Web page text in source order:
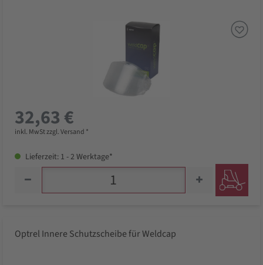
32,63 €
inkl. MwSt zzgl. Versand *
Lieferzeit: 1 - 2 Werktage*
Optrel Innere Schutzscheibe für Weldcap